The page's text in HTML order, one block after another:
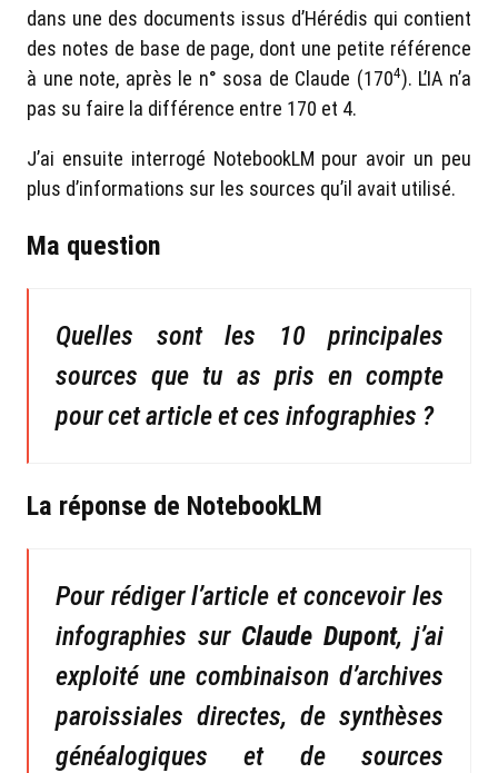
dans une des documents issus d’Hérédis qui contient
des notes de base de page, dont une petite référence
à une note, après le n° sosa de Claude (1704). L’IA n’a
pas su faire la différence entre 170 et 4.
J’ai ensuite interrogé NotebookLM pour avoir un peu
plus d’informations sur les sources qu’il avait utilisé.
Ma question
Quelles sont les 10 principales
sources que tu as pris en compte
pour cet article et ces infographies ?
La réponse de NotebookLM
Pour rédiger l’article et concevoir les
infographies sur Claude Dupont, j’ai
exploité une combinaison d’archives
paroissiales directes, de synthèses
généalogiques et de sources